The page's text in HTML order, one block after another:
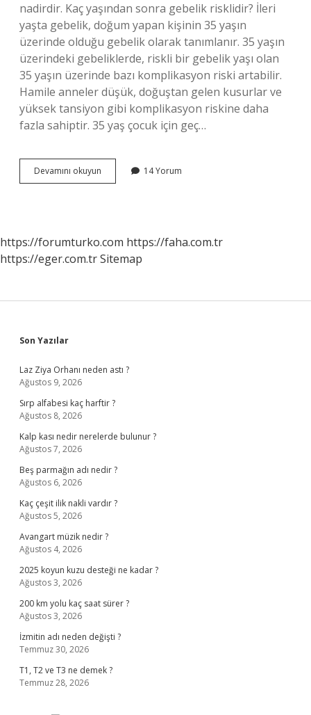
nadirdir. Kaç yaşından sonra gebelik risklidir? İleri
yaşta gebelik, doğum yapan kişinin 35 yaşın
üzerinde olduğu gebelik olarak tanımlanır. 35 yaşın
üzerindeki gebeliklerde, riskli bir gebelik yaşı olan
35 yaşın üzerinde bazı komplikasyon riski artabilir.
Hamile anneler düşük, doğuştan gelen kusurlar ve
yüksek tansiyon gibi komplikasyon riskine daha
fazla sahiptir. 35 yaş çocuk için geç…
Devamını okuyun
Yaş
14 Yorum
https://forumturko.com https://faha.com.tr
https://eger.com.trSitemap
Sidebar
Son Yazılar
Laz Ziya Orhanı neden astı ?
Ağustos 9, 2026
Sırp alfabesi kaç harftir ?
Ağustos 8, 2026
Kalp kası nedir nerelerde bulunur ?
Ağustos 7, 2026
Beş parmağın adı nedir ?
Ağustos 6, 2026
Kaç çeşit ilik nakli vardır ?
Ağustos 5, 2026
Avangart müzik nedir ?
Ağustos 4, 2026
2025 koyun kuzu desteği ne kadar ?
Ağustos 3, 2026
200 km yolu kaç saat sürer ?
Ağustos 3, 2026
İzmitin adı neden değişti ?
Temmuz 30, 2026
T1, T2 ve T3 ne demek ?
Temmuz 28, 2026